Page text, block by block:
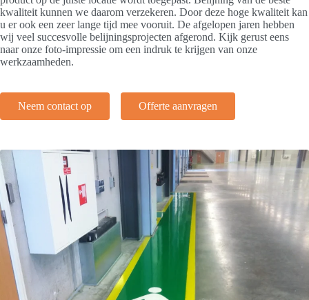
kwaliteit kunnen we daarom verzekeren. Door deze hoge kwaliteit kan
u er ook een zeer lange tijd mee vooruit. De afgelopen jaren hebben
wij veel succesvolle belijningsprojecten afgerond. Kijk gerust eens
naar onze foto-impressie om een indruk te krijgen van onze
werkzaamheden.
Neem contact op Offerte aanvragen